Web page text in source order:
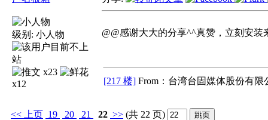
级别: 小人物
x23
x12
@@感谢大大的分享^^真赞，立刻安装
[217 楼] From：台湾台固媒体股份有限
<< 上页 19 20 21 22 >> (共 22 页)